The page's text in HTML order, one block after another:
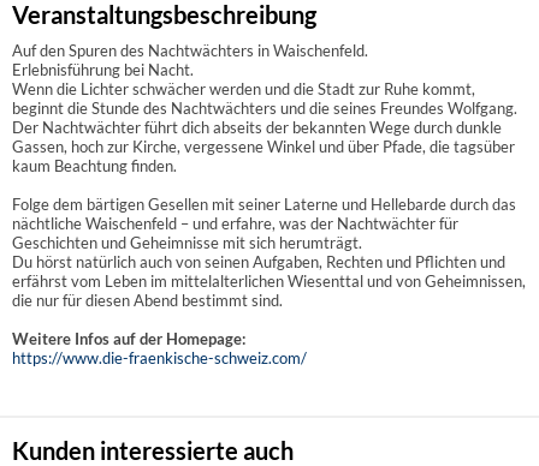
Veranstaltungsbeschreibung
Auf den Spuren des Nachtwächters in Waischenfeld.
Erlebnisführung bei Nacht.
Wenn die Lichter schwächer werden und die Stadt zur Ruhe kommt,
beginnt die Stunde des Nachtwächters und die seines Freundes Wolfgang.
Der Nachtwächter führt dich abseits der bekannten Wege durch dunkle
Gassen, hoch zur Kirche, vergessene Winkel und über Pfade, die tagsüber
kaum Beachtung finden.
Folge dem bärtigen Gesellen mit seiner Laterne und Hellebarde durch das
nächtliche Waischenfeld – und erfahre, was der Nachtwächter für
Geschichten und Geheimnisse mit sich herumträgt.
Du hörst natürlich auch von seinen Aufgaben, Rechten und Pflichten und
erfährst vom Leben im mittelalterlichen Wiesenttal und von Geheimnissen,
die nur für diesen Abend bestimmt sind.
Weitere Infos auf der Homepage:
https://www.die-fraenkische-schweiz.com/
Kunden interessierte auch